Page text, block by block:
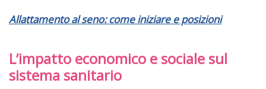
Allattamento al seno: come iniziare e posizioni
L’impatto economico e sociale sul
sistema sanitario